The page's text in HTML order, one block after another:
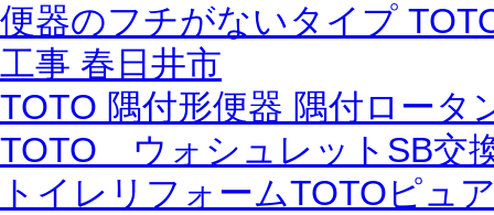
便器のフチがないタイプ
工事 春日井市
TOTO 隅付形便器 隅付ロータ
TOTO ウォシュレットSB交
トイレリフォームTOTOピ